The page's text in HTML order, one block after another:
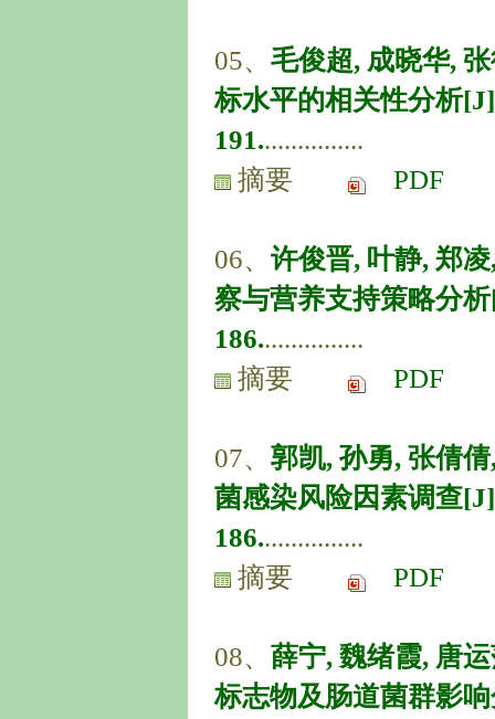
05、 毛俊超, 成晓华,
标水平的相关性分析
191................
摘要
PDF
06、 许俊晋, 叶静, 郑
察与营养支持策略分
186................
摘要
PDF
07、 郭凯, 孙勇, 张倩
菌感染风险因素调查
186................
摘要
PDF
08、 薛宁, 魏绪霞, 唐
标志物及肠道菌群影